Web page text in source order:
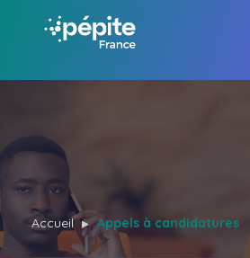
Accueil Appels à candidatures